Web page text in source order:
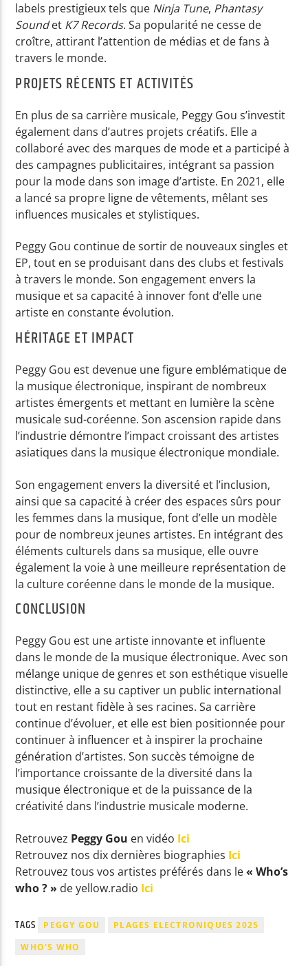
labels prestigieux tels que Ninja Tune, Phantasy
Soundet K7 Records. Sa popularité ne cesse de
croître, attirant l’attention de médias et de fans à
travers le monde.
PROJETS RÉCENTS ET ACTIVITÉS
En plus de sa carrière musicale, Peggy Gou s’investit
également dans d’autres projets créatifs. Elle a
collaboré avec des marques de mode et a participé à
des campagnes publicitaires, intégrant sa passion
pour la mode dans son image d’artiste. En 2021, elle
a lancé sa propre ligne de vêtements, mêlant ses
influences musicales et stylistiques.
Peggy Gou continue de sortir de nouveaux singles et
EP, tout en se produisant dans des clubs et festivals
à travers le monde. Son engagement envers la
musique et sa capacité à innover font d’elle une
artiste en constante évolution.
HÉRITAGE ET IMPACT
Peggy Gou est devenue une figure emblématique de
la musique électronique, inspirant de nombreux
artistes émergents et mettant en lumière la scène
musicale sud-coréenne. Son ascension rapide dans
l’industrie démontre l’impact croissant des artistes
asiatiques dans la musique électronique mondiale.
Son engagement envers la diversité et l’inclusion,
ainsi que sa capacité à créer des espaces sûrs pour
les femmes dans la musique, font d’elle un modèle
pour de nombreux jeunes artistes. En intégrant des
éléments culturels dans sa musique, elle ouvre
également la voie à une meilleure représentation de
la culture coréenne dans le monde de la musique.
CONCLUSION
Peggy Gou est une artiste innovante et influente
dans le monde de la musique électronique. Avec son
mélange unique de genres et son esthétique visuelle
distinctive, elle a su captiver un public international
tout en restant fidèle à ses racines. Sa carrière
continue d’évoluer, et elle est bien positionnée pour
continuer à influencer et à inspirer la prochaine
génération d’artistes. Son succès témoigne de
l’importance croissante de la diversité dans la
musique électronique et de la puissance de la
créativité dans l’industrie musicale moderne.
Retrouvez Peggy Gou en vidéo Ici
Retrouvez nos dix dernières biographies Ici
Retrouvez tous vos artistes préférés dans le« Who’s
who ? » de yellow.radio Ici
TAGS PEGGY GOU
PLAGES ELECTRONIQUES 2025
WHO'S WHO